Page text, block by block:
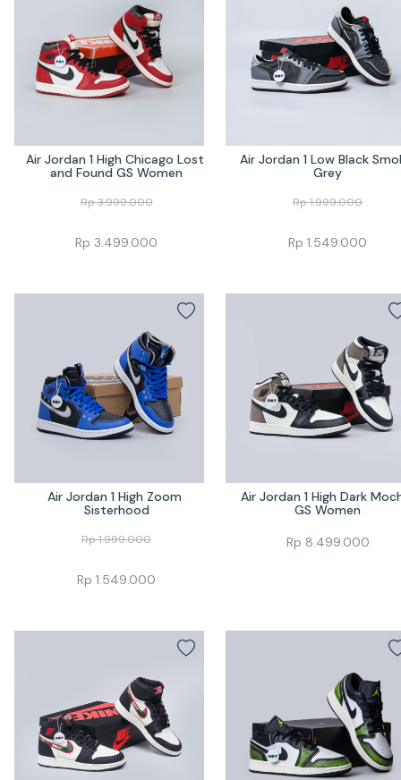
Air Jordan 1 High Chicago Lost
and Found GS Women
Rp3.999.000
Rp 3.499.000
Air Jordan 1 Low Black
Grey
Rp1.999.000
Rp 1.549.000
Air Jordan 1 High Zoom
Sisterhood
Rp1.999.000
Rp 1.549.000
Air Jordan 1 High Dark
GS Women
Rp 8.499.000